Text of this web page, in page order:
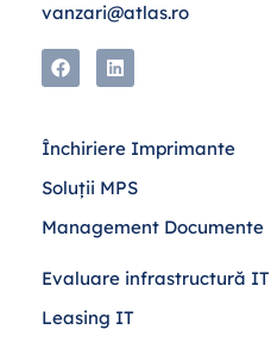
vanzari@atlas.ro
Închiriere Imprimante
Soluții MPS
Management Documente
Evaluare infrastructură IT
Leasing IT